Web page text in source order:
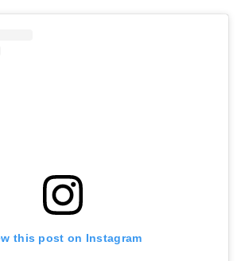
this post on Instagram